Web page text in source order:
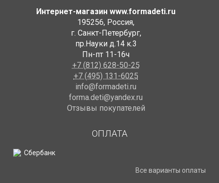
Интернет-магазин www.formadeti.ru
195256, Россия,
г. Санкт-Петербург,
пр.Науки д.14 к.3
Пн-пт 11-16ч
+7 (812) 628-50-25
+7 (495) 131-6025
info@formadeti.ru
forma.deti@yandex.ru
Отзывы покупателей
ОПЛАТА
Все варианты оплаты